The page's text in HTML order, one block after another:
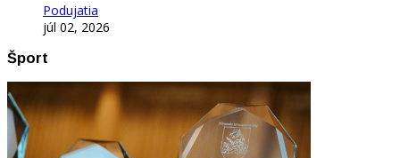
Podujatia
júl 02, 2026
Šport